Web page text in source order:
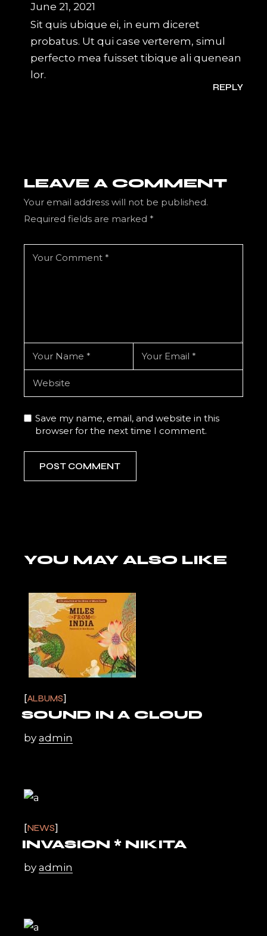
June 21, 2021
Sit quis ubique ei, in eum diceret
probatus. Ut qui case verterem, simul
perfecto mea fuisset tibique ali quenean
lor.
REPLY
LEAVE A COMMENT
Your email address will not be published.
Required fields are marked*
Save my name, email, and website in this
browser for the next time I comment.
POST COMMENT
YOU MAY ALSO LIKE
ALBUMS
SOUND IN A CLOUD
byadmin
NEWS
INVASION * NIKITA
byadmin